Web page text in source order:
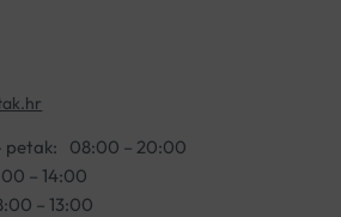
petak:
08:00 – 20:00
– 14:00
– 13:00